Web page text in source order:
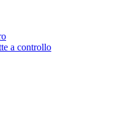
a controllo